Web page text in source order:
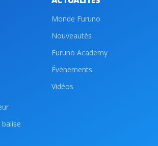
Monde Furuno
Nouveautés
Furuno Academy
Évènements
Vidéos